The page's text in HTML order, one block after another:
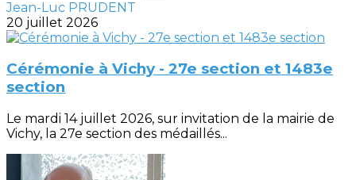
Jean-Luc PRUDENT
20 juillet 2026
Cérémonie à Vichy - 27e section et 1483e
section
Le mardi 14 juillet 2026, sur invitation de la mairie de
Vichy, la 27e section des médaillés...